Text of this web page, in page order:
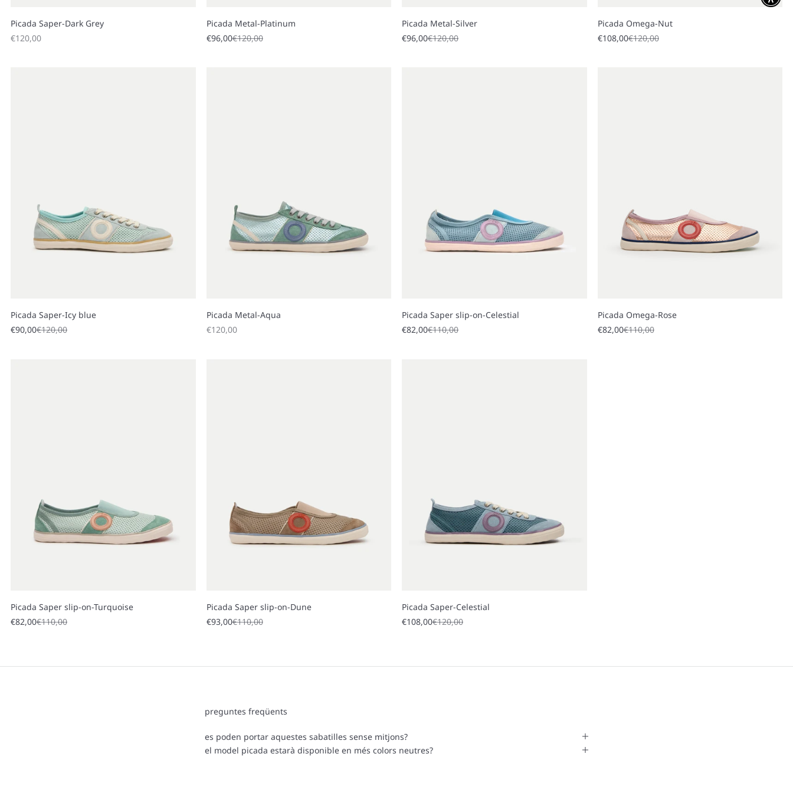
Picada Saper-Dark Grey
Sale price
€120,00
Picada Metal-Platinum
Sale price
€96,00Regular price
€120,00
Picada Metal-Silver
Sale price
€96,00Regular price
€120,00
Picada Omega-Nut
Sale price
€108,00Regular price
€120,00
Picada Saper-Icy blue
Sale price
€90,00Regular price
€120,00
Picada Metal-Aqua
Sale price
€120,00
Picada Saper slip-on-Celestial
Sale price
€82,00Regular price
€110,00
Picada Omega-Rose
Sale price
€82,00Regular price
€110,00
Picada Saper slip-on-Turquoise
Sale price
€82,00Regular price
€110,00
Picada Saper slip-on-Dune
Sale price
€93,00Regular price
€110,00
Picada Saper-Celestial
Sale price
€108,00Regular price
€120,00
preguntes freqüents
es poden portar aquestes sabatilles sense mitjons?
el model picada estarà disponible en més colors neutres?